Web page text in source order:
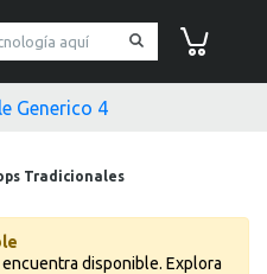
Tradicionales
disponible. Explora